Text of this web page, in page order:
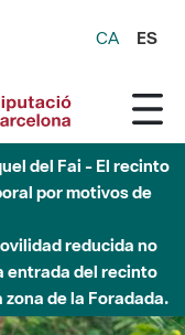
CA ES
del Fai - El recinto
por motivos de
reducida no
entrada del recinto
de la Foradada.